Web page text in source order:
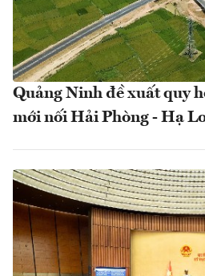
Quảng Ninh đề xuất quy
mới nối Hải Phòng - Hạ